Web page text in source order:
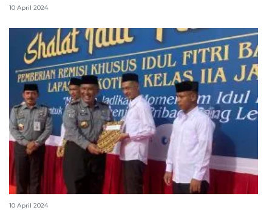
10 April 2024
8.906 napi di Jakarta dapat remisi khusus Idul Fitri
10 April 2024